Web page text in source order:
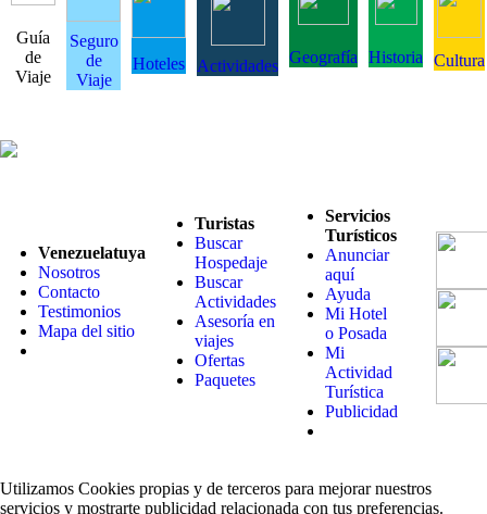
Guía
de
Viaje
Seguro
de
Viaje
Hoteles Actividades Geografía Historia Cultura
Venezuelatuya
Nosotros
Contacto
Testimonios
Mapa del sitio
Turistas
Buscar
Hospedaje
Buscar
Actividades
Asesoría en
viajes
Ofertas
Paquetes
Servicios
Turísticos
Anunciar
aquí
Ayuda
Mi Hotel
o Posada
Mi
Actividad
Turística
Publicidad
Utilizamos Cookies propias y de terceros para mejorar nuestros
servicios y mostrarte publicidad relacionada con tus preferencias.